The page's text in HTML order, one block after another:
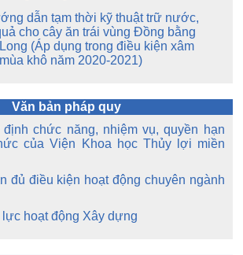
dẫn tạm thời kỹ thuật trữ nước,
cho cây ăn trái vùng Đồng bằng
(Áp dụng trong điều kiện xâm
khô năm 2020-2021)
Văn bản pháp quy
định chức năng, nhiệm vụ, quyền hạn
của Viện Khoa học Thủy lợi miền
đủ điều kiện hoạt động chuyên ngành
hoạt động Xây dựng